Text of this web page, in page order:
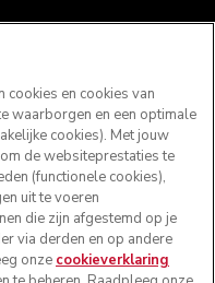
cookies en cookies van
waarborgen en een optimale
cookies). Met jouw
de websiteprestaties te
(functionele cookies),
uit te voeren
die zijn afgestemd op je
via derden en op andere
onze cookieverklaring